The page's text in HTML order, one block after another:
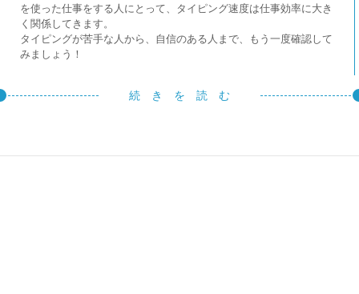
を使った仕事をする人にとって、タイピング速度は仕事効率に大き
く関係してきます。
タイピングが苦手な人から、自信のある人まで、もう一度確認して
みましょう！
続 き を 読 む